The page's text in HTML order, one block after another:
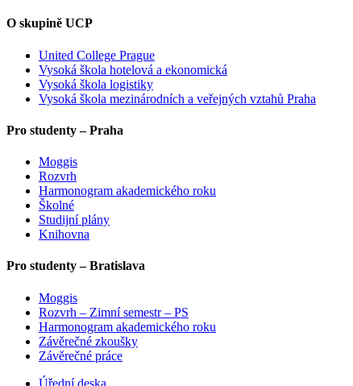
O skupině UCP
United College Prague
Vysoká škola hotelová a ekonomická
Vysoká škola logistiky
Vysoká škola mezinárodních a veřejných vztahů Praha
Pro studenty – Praha
Moggis
Rozvrh
Harmonogram akademického roku
Školné
Studijní plány
Knihovna
Pro studenty – Bratislava
Moggis
Rozvrh – Zimní semestr – PS
Harmonogram akademického roku
Závěrečné zkoušky
Závěrečné práce
Úřední deska